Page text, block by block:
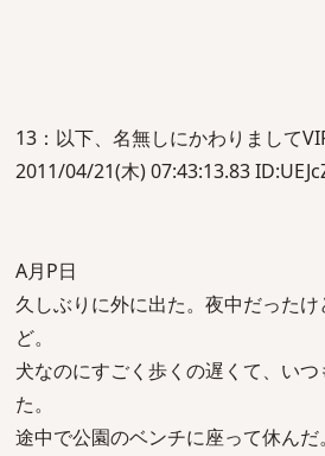
13：以下、名無しにかわりまして
2011/04/21(木) 07:43:13.83
A月P日
久しぶりに外に出た。夜中だった
ど。
犬なのにすごく歩くの遅くて、い
た。
途中で公園のベンチに座って休んだ。